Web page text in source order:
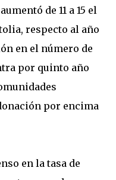
de 11 a 15 el
respecto al año
en el número de
por quinto año
por encima
en la tasa de